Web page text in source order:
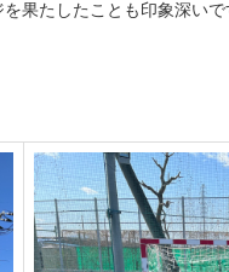
果たしたことも印象深いで